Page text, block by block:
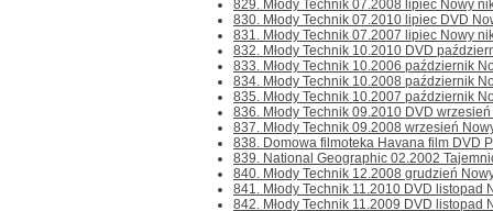
829. Młody Technik 07.2008 lipiec Nowy
830. Młody Technik 07.2010 lipiec DVD
831. Młody Technik 07.2007 lipiec Nowy
832. Młody Technik 10.2010 DVD
833. Młody Technik 10.2006 październik
834. Młody Technik 10.2008 październik
835. Młody Technik 10.2007 październik
836. Młody Technik 09.2010 DVD
837. Młody Technik 09.2008 wrzesień
838. Domowa filmoteka Havana film DVD
839. National Geographic 02.2002
840. Młody Technik 12.2008 grudzień
841. Młody Technik 11.2010 DVD listopad
842. Młody Technik 11.2009 DVD listopad